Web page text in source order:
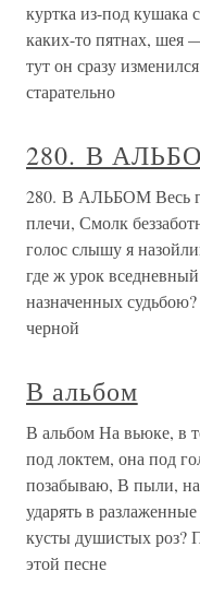
куртка из-под кушака
каких-то пятнах, шея
тут он сразу
старательно
280. В
280. В АЛЬБОМ Весь
плечи, Смолк
голос слышу я
где ж урок
назначенных
черной
В альбом
В альбом На вьюке, в
под локтем, она под
позабываю, В пыли,
ударять в
кусты душистых роз?
этой песне